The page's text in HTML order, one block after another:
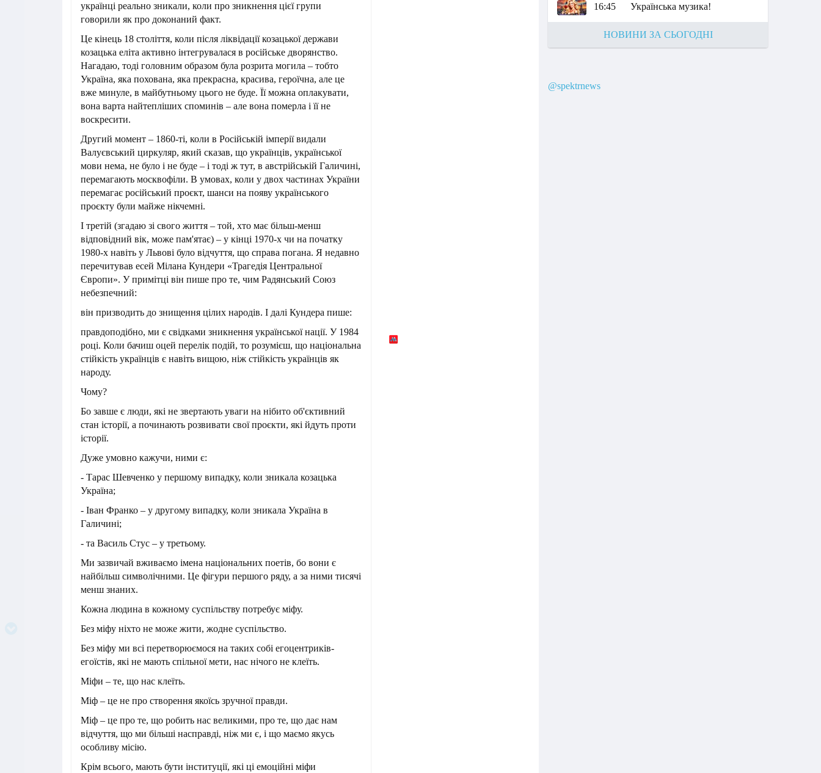
українці реально зникали, коли про зникнення цієї групи
говорили як про доконаний факт.
Це кінець 18 століття, коли після ліквідації козацької держави
козацька еліта активно інтегрувалася в російське дворянство.
Нагадаю, тоді головним образом була розрита могила – тобто
Україна, яка похована, яка прекрасна, красива, героїчна, але це
вже минуле, в майбутньому цього не буде. Її можна оплакувати,
вона варта найтепліших споминів – але вона померла і її не
воскресити.
Другий момент – 1860-ті, коли в Російській імперії видали
Валуєвський циркуляр, який сказав, що українців, української
мови нема, не було і не буде – і тоді ж тут, в австрійській Галичині,
перемагають москвофіли. В умовах, коли у двох частинах України
перемагає російський проєкт, шанси на появу українського
проєкту були майже нікчемні.
І третій (згадаю зі свого життя – той, хто має більш-менш
відповідний вік, може пам'ятає) – у кінці 1970-х чи на початку
1980-х навіть у Львові було відчуття, що справа погана. Я недавно
перечитував есей Мілана Кундери «Трагедія Центральної
Європи». У примітці він пише про те, чим Радянський Союз
небезпечний:
він призводить до знищення цілих народів. І далі Кундера пише:
правдоподібно, ми є свідками зникнення української нації. У 1984
році. Коли бачиш оцей перелік подій, то розумієш, що національна
стійкість українців є навіть вищою, ніж стійкість українців як
народу.
Чому?
Бо завше є люди, які не звертають уваги на нібито об'єктивний
стан історії, а починають розвивати свої проєкти, які йдуть проти
історії.
Дуже умовно кажучи, ними є:
- Тарас Шевченко у першому випадку, коли зникала козацька
Україна;
- Іван Франко – у другому випадку, коли зникала Україна в
Галичині;
- та Василь Стус – у третьому.
Ми зазвичай вживаємо імена національних поетів, бо вони є
найбільш символічними. Це фігури першого ряду, а за ними тисячі
менш знаних.
Кожна людина в кожному суспільству потребує міфу.
Без міфу ніхто не може жити, жодне суспільство.
Без міфу ми всі перетворюємося на таких собі егоцентриків-
егоїстів, які не мають спільної мети, нас нічого не клеїть.
Міфи – те, що нас клеїть.
Міф – це не про створення якоїсь зручної правди.
Міф – це про те, що робить нас великими, про те, що дає нам
відчуття, що ми більші насправді, ніж ми є, і що маємо якусь
особливу місію.
Крім всього, мають бути інституції, які ці емоційні міфи
16:45 Українська музика!
НОВИНИ ЗА СЬОГОДНІ
@spektrnews